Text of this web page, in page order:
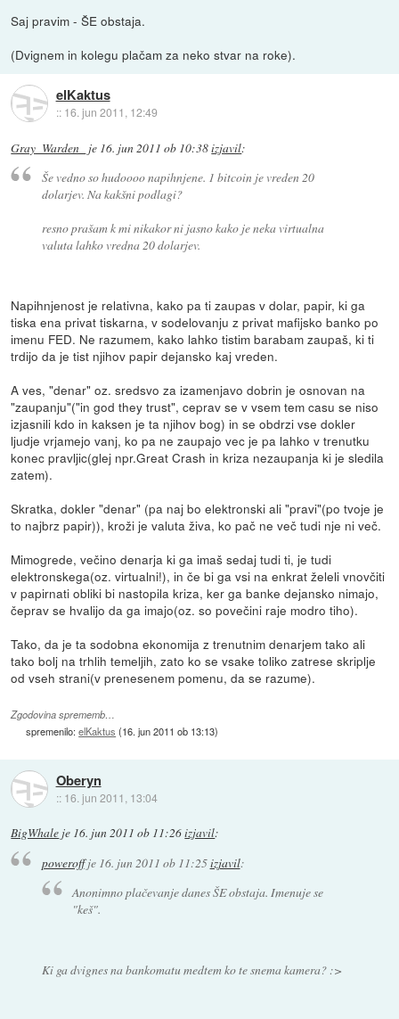
Saj pravim - ŠE obstaja.
(Dvignem in kolegu plačam za neko stvar na roke).
elKaktus
:: 16. jun 2011, 12:49
Gray_Warden_ je 16. jun 2011 ob 10:38izjavil:
Še vedno so hudoooo napihnjene. 1 bitcoin je vreden 20
dolarjev. Na kakšni podlagi?
resno prašam k mi nikakor ni jasno kako je neka virtualna
valuta lahko vredna 20 dolarjev.
Napihnjenost je relativna, kako pa ti zaupas v dolar, papir, ki ga
tiska ena privat tiskarna, v sodelovanju z privat mafijsko banko po
imenu FED. Ne razumem, kako lahko tistim barabam zaupaš, ki ti
trdijo da je tist njihov papir dejansko kaj vreden.
A ves, "denar" oz. sredsvo za izamenjavo dobrin je osnovan na
"zaupanju"("in god they trust", ceprav se v vsem tem casu se niso
izjasnili kdo in kaksen je ta njihov bog) in se obdrzi vse dokler
ljudje vrjamejo vanj, ko pa ne zaupajo vec je pa lahko v trenutku
konec pravljic(glej npr.Great Crash in kriza nezaupanja ki je sledila
zatem).
Skratka, dokler "denar" (pa naj bo elektronski ali "pravi"(po tvoje je
to najbrz papir)), kroži je valuta živa, ko pač ne več tudi nje ni več.
Mimogrede, večino denarja ki ga imaš sedaj tudi ti, je tudi
elektronskega(oz. virtualni!), in če bi ga vsi na enkrat želeli vnovčiti
v papirnati obliki bi nastopila kriza, ker ga banke dejansko nimajo,
čeprav se hvalijo da ga imajo(oz. so povečini raje modro tiho).
Tako, da je ta sodobna ekonomija z trenutnim denarjem tako ali
tako bolj na trhlih temeljih, zato ko se vsake toliko zatrese skriplje
od vseh strani(v prenesenem pomenu, da se razume).
Zgodovina sprememb…
spremenilo:elKaktus (16. jun 2011 ob 13:13)
Oberyn
:: 16. jun 2011, 13:04
BigWhale je 16. jun 2011 ob 11:26izjavil:
poweroffje 16. jun 2011 ob 11:25izjavil:
Anonimno plačevanje danes ŠE obstaja. Imenuje se
"keš".
Ki ga dvignes na bankomatu medtem ko te snema kamera? :>